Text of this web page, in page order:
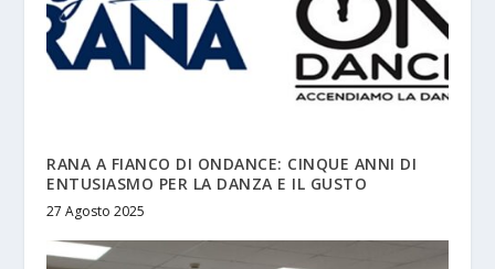
RANA A FIANCO DI ONDANCE: CINQUE ANNI DI
ENTUSIASMO PER LA DANZA E IL GUSTO
27 Agosto 2025